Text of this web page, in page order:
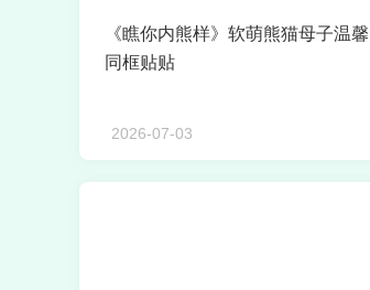
《瞧你内熊样》软萌熊猫母子温馨
同框贴贴
2026-07-03